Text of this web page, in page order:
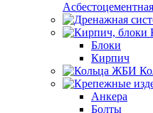
Блоки
Кирпич
Анкера
Болты